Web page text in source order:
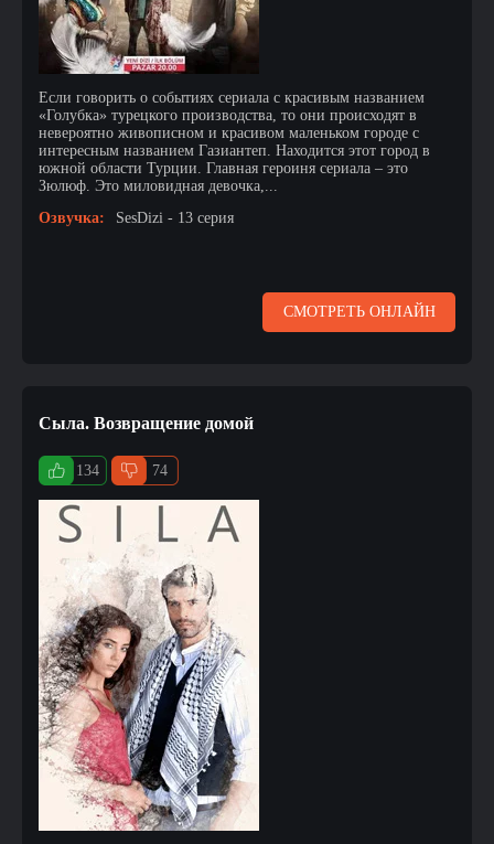
Если говорить о событиях сериала с красивым названием
«Голубка» турецкого производства, то они происходят в
невероятно живописном и красивом маленьком городе с
интересным названием Газиантеп. Находится этот город в
южной области Турции. Главная героиня сериала – это
Зюлюф. Это миловидная девочка,...
Озвучка:
SesDizi - 13 серия
СМОТРЕТЬ ОНЛАЙН
Сыла. Возвращение домой
134 74